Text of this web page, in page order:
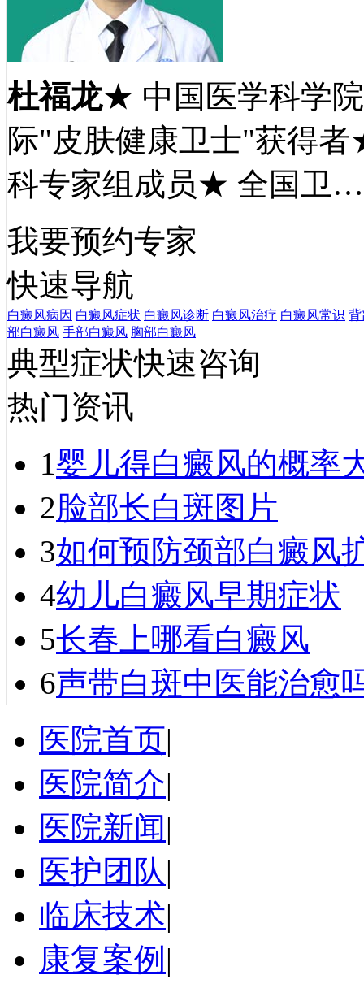
杜福龙★ 中国医学科学
际"皮肤健康卫士"获得
科专家组成员★ 全国卫
我要预约专家
快速导航
白癜风病因 白癜风症状 白癜风诊断 白癜风治疗 白癜风常识 背
部白癜风 手部白癜风 胸部白癜风
典型症状快速咨询
热门资讯
1婴儿得白癜风的概率
2脸部长白斑图片
3如何预防颈部白癜风
4幼儿白癜风早期症状
5长春上哪看白癜风
6声带白斑中医能治愈
医院首页|
医院简介|
医院新闻|
医护团队|
临床技术|
康复案例 |